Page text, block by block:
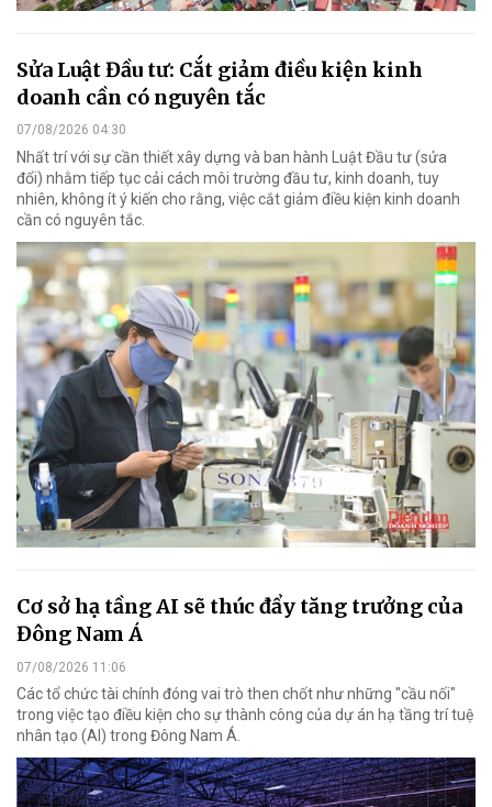
Sửa Luật Đầu tư: Cắt giảm điều kiện kinh
doanh cần có nguyên tắc
07/08/2026 04:30
Nhất trí với sự cần thiết xây dựng và ban hành Luật Đầu tư (sửa
đổi) nhằm tiếp tục cải cách môi trường đầu tư, kinh doanh, tuy
nhiên, không ít ý kiến cho rằng, việc cắt giảm điều kiện kinh doanh
cần có nguyên tắc.
Cơ sở hạ tầng AI sẽ thúc đẩy tăng trưởng của
Đông Nam Á
07/08/2026 11:06
Các tổ chức tài chính đóng vai trò then chốt như những "cầu nối"
trong việc tạo điều kiện cho sự thành công của dự án hạ tầng trí tuệ
nhân tạo (AI) trong Đông Nam Á.